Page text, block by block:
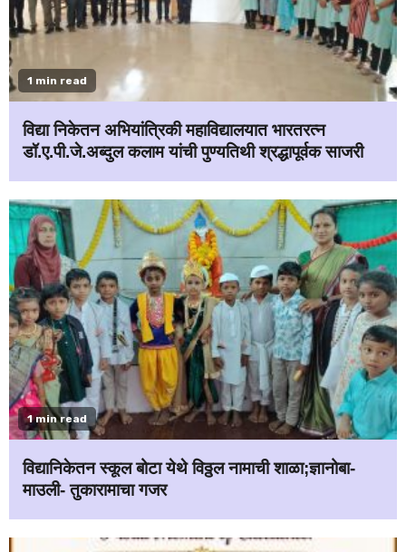
1 min read
विद्या निकेतन अभियांत्रिकी महाविद्यालयात भारतरत्न
डॉ.ए.पी.जे.अब्दुल कलाम यांची पुण्यतिथी श्रद्धापूर्वक साजरी
1 min read
विद्यानिकेतन स्कूल बोटा येथे विठ्ठल नामाची शाळा;ज्ञानोबा-
माउली- तुकारामाचा गजर